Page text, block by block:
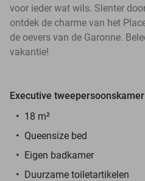
voor ieder wat wils. Slenter
ontdek de charme van het
de oevers van de Garonne.
vakantie!
Executive tweepersoonskamer
18 m²
Queensize bed
Eigen badkamer
Duurzame toiletartikelen